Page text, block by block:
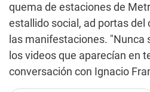
quema de estaciones de
estallido social, ad portas del
las manifestaciones. "Nunca
los videos que aparecían en
conversación con Ignacio